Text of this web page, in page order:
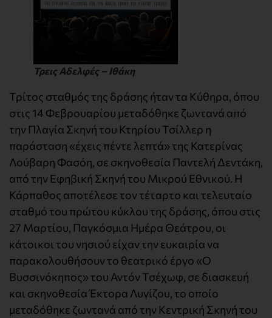
Τρεις Αδελφές – Ιθάκη
Τρίτος σταθμός της δράσης ήταν τα Κύθηρα, όπου
στις 14 Φεβρουαρίου μεταδόθηκε ζωντανά από
την Πλαγία Σκηνή του Κτηρίου Τσίλλερ η
παράσταση «έχεις πέντε λεπτά» της Κατερίνας
Λούβαρη Φασόη, σε σκηνοθεσία Παντελή Δεντάκη,
από την Εφηβική Σκηνή του Μικρού Εθνικού. Η
Κάρπαθος αποτέλεσε τον τέταρτο και τελευταίο
σταθμό του πρώτου κύκλου της δράσης, όπου στις
27 Μαρτίου, Παγκόσμια Ημέρα Θεάτρου, οι
κάτοικοι του νησιού είχαν την ευκαιρία να
παρακολουθήσουν το θεατρικό έργο «Ο
Βυσσινόκηπος» του Αντόν Τσέχωφ, σε διασκευή
και σκηνοθεσία Έκτορα Λυγίζου, το οποίο
μεταδόθηκε ζωντανά από την Κεντρική Σκηνή του